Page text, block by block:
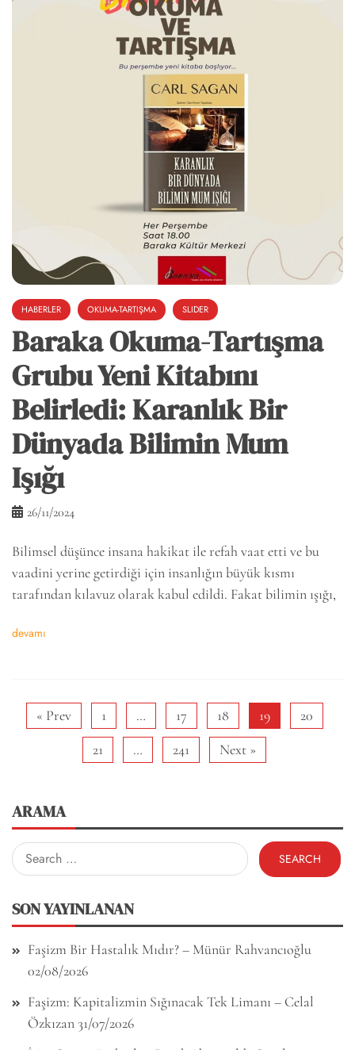
HABERLER OKUMA-TARTIŞMA SLIDER
Baraka Okuma-Tartışma
Grubu Yeni Kitabını
Belirledi: Karanlık Bir
Dünyada Bilimin Mum
Işığı
26/11/2024
Bilimsel düşünce insana hakikat ile refah vaat etti ve bu
vaadini yerine getirdiği için insanlığın büyük kısmı
tarafından kılavuz olarak kabul edildi. Fakat bilimin ışığı,
devamı
« Prev 1 … 17 18 19
20
21
… 241 Next »
ARAMA
Search
for:
SON YAYINLANAN
Faşizm Bir Hastalık Mıdır? – Münür Rahvancıoğlu
02/08/2026
Faşizm: Kapitalizmin Sığınacak Tek Limanı – Celal
Özkızan31/07/2026